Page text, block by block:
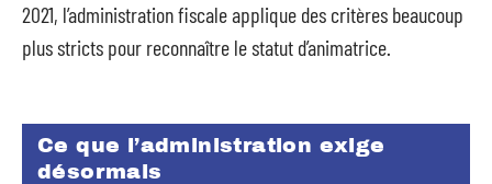
2021, l’administration fiscale applique des critères beaucoup
plus stricts pour reconnaître le statut d’animatrice.
Ce que l’administration exige
désormais